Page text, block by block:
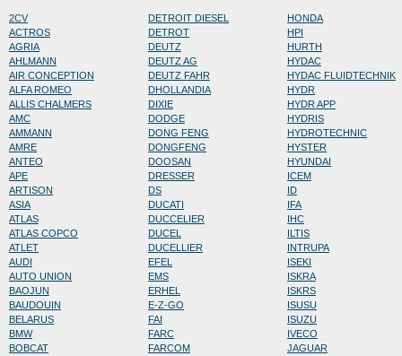
2CV
ACTROS
AGRIA
AHLMANN
AIR CONCEPTION
ALFA ROMEO
ALLIS CHALMERS
AMC
AMMANN
AMRE
ANTEO
APE
ARTISON
ASIA
ATLAS
ATLAS COPCO
ATLET
AUDI
AUTO UNION
BAOJUN
BAUDOUIN
BELARUS
BMW
BOBCAT
DETROIT DIESEL
DETROT
DEUTZ
DEUTZ AG
DEUTZ FAHR
DHOLLANDIA
DIXIE
DODGE
DONG FENG
DONGFENG
DOOSAN
DRESSER
DS
DUCATI
DUCCELIER
DUCEL
DUCELLIER
EFEL
EMS
ERHEL
E-Z-GO
FAI
FARC
FARCOM
HONDA
HPI
HURTH
HYDAC
HYDAC FLUIDTECHNIK
HYDR
HYDR APP
HYDRIS
HYDROTECHNIC
HYSTER
HYUNDAI
ICEM
ID
IFA
IHC
ILTIS
INTRUPA
ISEKI
ISKRA
ISKRS
ISUSU
ISUZU
IVECO
JAGUAR